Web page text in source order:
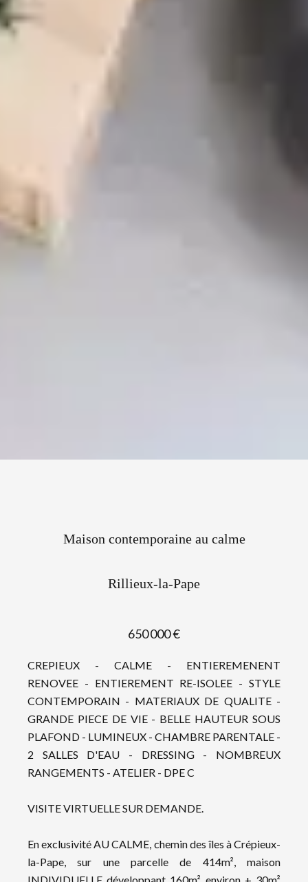
Maison contemporaine au calme
Rillieux-la-Pape
650 000 €
CREPIEUX - CALME - ENTIEREMENENT
RENOVEE - ENTIEREMENT RE-ISOLEE - STYLE
CONTEMPORAIN - MATERIAUX DE QUALITE -
GRANDE PIECE DE VIE - BELLE HAUTEUR SOUS
PLAFOND - LUMINEUX - CHAMBRE PARENTALE -
2 SALLES D'EAU - DRESSING - NOMBREUX
RANGEMENTS - ATELIER - DPE C
VISITE VIRTUELLE SUR DEMANDE.
En exclusivité AU CALME, chemin des îles à Crépieux-
la-Pape, sur une parcelle de 414m², maison
INDIVIDUELLE développant 160m² environ + 30m²